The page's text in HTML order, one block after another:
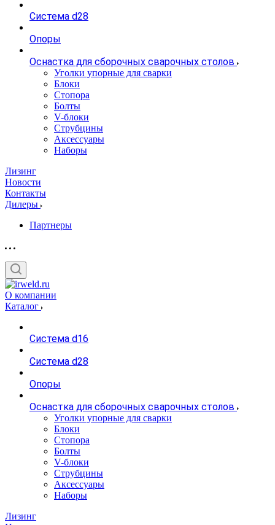
Система d28
Опоры
Оснастка для сборочных сварочных столов
Уголки упорные для сварки
Блоки
Стопора
Болты
V-блоки
Струбцины
Аксессуары
Наборы
Лизинг
Новости
Контакты
Дилеры
Партнеры
О компании
Каталог
Система d16
Система d28
Опоры
Оснастка для сборочных сварочных столов
Уголки упорные для сварки
Блоки
Стопора
Болты
V-блоки
Струбцины
Аксессуары
Наборы
Лизинг